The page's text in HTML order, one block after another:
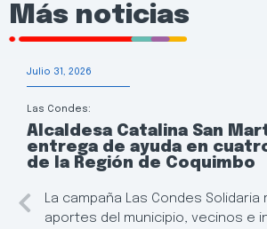
Más noticias
Julio 31, 2026
Las Condes:
Alcaldesa Catalina San
entrega de ayuda en
de la Región de Coquimbo
La campaña Las Condes Solidaria
aportes del municipio, vecinos e